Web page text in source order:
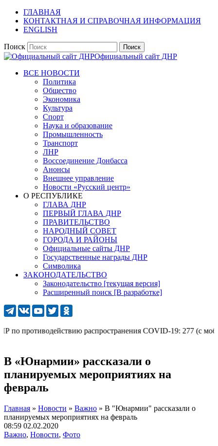
ГЛАВНАЯ
КОНТАКТНАЯ И СПРАВОЧНАЯ ИНФОРМАЦИЯ
ENGLISH
Поиск
Официальный сайт ДНР
ВСЕ НОВОСТИ
Политика
Общество
Экономика
Культура
Спорт
Наука и образование
Промышленность
Транспорт
ЛНР
Воссоединение Донбасса
Анонсы
Внешнее управление
Новости «Русский центр»
О РЕСПУБЛИКЕ
ГЛАВА ДНР
ПЕРВЫЙ ГЛАВА ДНР
ПРАВИТЕЛЬСТВО
НАРОДНЫЙ СОВЕТ
ГОРОДА И РАЙОНЫ
Официальные сайты ДНР
Государственные награды ДНР
Символика
ЗАКОНОДАТЕЛЬСТВО
Законодательство [текущая версия]
Расширенный поиск [В разработке]
противодействию распространения COVID-19: 277 (с
В «Юнармии» рассказали о
планируемых мероприятиях на
февраль
Главная » Новости » Важно » В "Юнармии" рассказали о
планируемых мероприятиях на февраль
08:59 02.02.2020
Важно, Новости, Фото